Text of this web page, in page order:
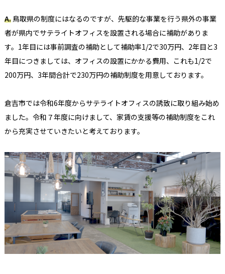
A. 鳥取県の制度にはなるのですが、先駆的な事業を行う県外の事業
者が県内でサテライトオフィスを設置される場合に補助がありま
す。1年目には事前調査の補助として補助率1/2で30万円、2年目と3
年目につきましては、オフィスの設置にかかる費用、これも1/2で
200万円、3年間合計で230万円の補助制度を用意しております。​
倉吉市では令和6年度からサテライトオフィスの誘致に取り組み始め
ました。令和７年度に向けまして、家賃の支援等の補助制度をこれ
から充実させていきたいと考えております。